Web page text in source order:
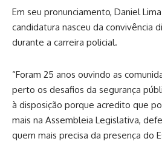
Em seu pronunciamento, Daniel
candidatura nasceu da convivência
durante a carreira policial.
“Foram 25 anos ouvindo as
perto os desafios da segurança
à disposição porque acredito que
mais na Assembleia Legislativa,
quem mais precisa da presença do